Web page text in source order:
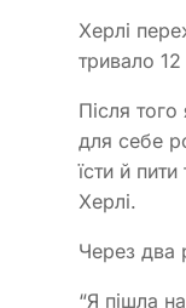
Херлі
тривало 12
Після
для себе
їсти й
Херлі.
Через два
“Я пішла